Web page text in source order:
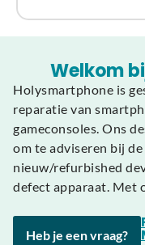
Welkom
Holysmartphone is
reparatie van
gameconsoles. Ons
om te adviseren bij de
nieuw/refurbished
defect apparaat. Met
Heb je een vraag?